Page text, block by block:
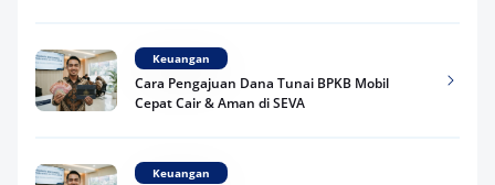
Keuangan
Cara Pengajuan Dana Tunai BPKB Mobil
Cepat Cair & Aman di SEVA
Keuangan